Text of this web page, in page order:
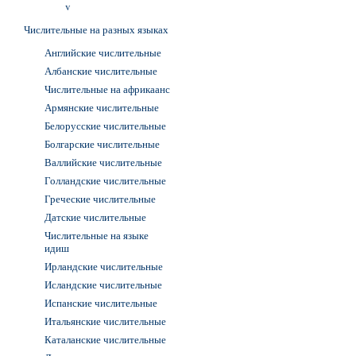
v
Числительные на разных языках
Английские числительные
Албанские числительные
Числительные на африкаанс
Армянские числительные
Белорусские числительные
Болгарские числительные
Валлийские числительные
Голландские числительные
Греческие числительные
Датские числительные
Числительные на языке
идиш
Ирландские числительные
Исландские числительные
Испанские числительные
Итальянские числительные
Каталанские числительные